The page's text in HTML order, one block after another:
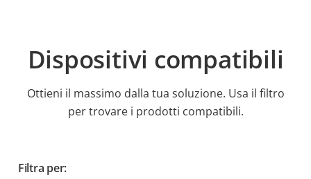
Dispositivi compatibili
Ottieni il massimo dalla tua soluzione. Usa il filtro
per trovare i prodotti compatibili.
Filtra per: